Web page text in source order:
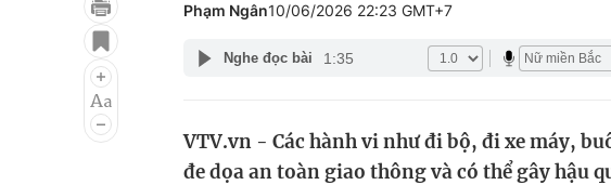
Điện ảnh
Âm nhạc
Du lịch
Chất lượng cuộc sống
Phạm Ngân10/06/2026 22:23 GMT+7
Nghe đọc bài 1:35
VTV.vn - Các hành vi như đi bộ, đi xe máy,
đe dọa an toàn giao thông và có thể gây hậu